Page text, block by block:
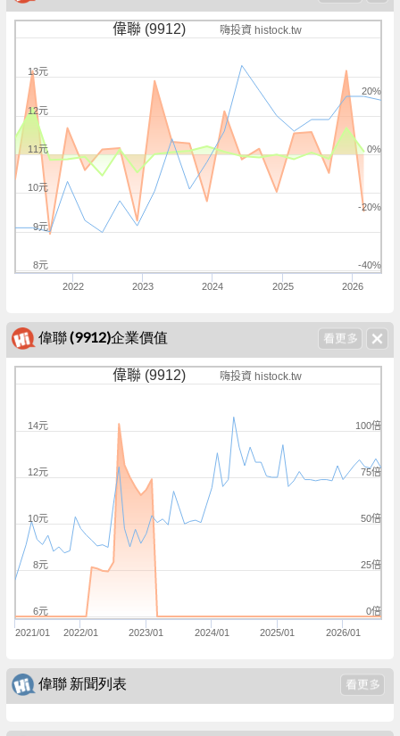
偉聯 (9912) 嗨投資 histock.tw
2022 2023 2024 2025 2026
-40%
-20%
0%
20%
8元
9元
10元
11元
12元
13元
偉聯 (9912)企業價值
偉聯 (9912) 嗨投資 histock.tw
2021/01 2022/01 2023/01 2024/01 2025/01 2026/01
0倍
25倍
50倍
75倍
100倍
6元
8元
10元
12元
14元
偉聯 新聞列表